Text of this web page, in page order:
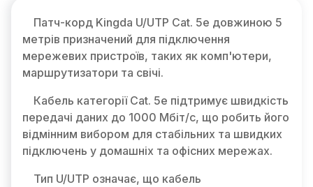
Патч-корд Kingda U/UTP Cat. 5e довжиною 5
метрів призначений для підключення
мережевих пристроїв, таких як комп'ютери,
маршрутизатори та свічі.
Кабель категорії Cat. 5e підтримує швидкість
передачі даних до 1000 Мбіт/с, що робить його
відмінним вибором для стабільних та швидких
підключень у домашніх та офісних мережах.
Тип U/UTP означає, що кабель